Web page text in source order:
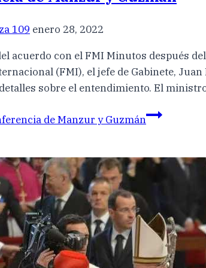
109 enero 28, 2022
acuerdo con el FMI Minutos después
(FMI), el jefe de Gabinete,
sobre el entendimiento. El
de Manzur y Guzmán